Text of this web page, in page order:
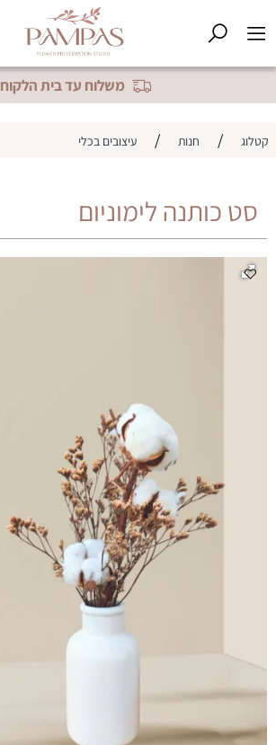
משלוח עד בית הלקוח
קטלוג / חנות / עיצובים בכלי
סט כותנה לימוניום